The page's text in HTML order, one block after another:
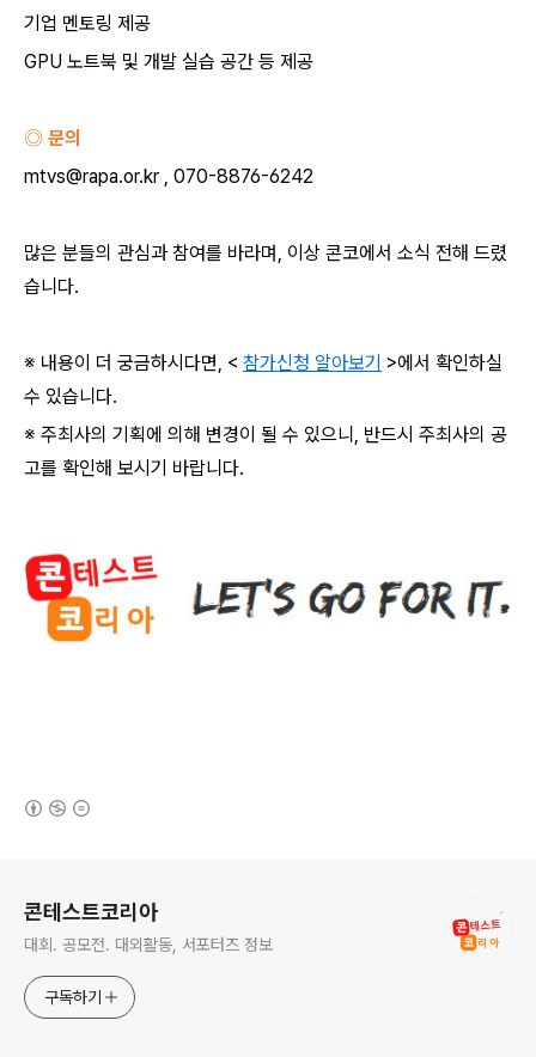
기업 멘토링 제공
GPU 노트북 및 개발 실습 공간 등 제공
◎ 문의
mtvs@rapa.or.kr , 070-8876-6242
많은 분들의 관심과 참여를 바라며, 이상 콘코에서 소식 전해 드렸
습니다.
※ 내용이 더 궁금하시다면, < 참가신청 알아보기 >에서 확인하실
수 있습니다.
※ 주최사의 기획에 의해 변경이 될 수 있으니, 반드시 주최사의 공
고를 확인해 보시기 바랍니다.
콘테스트코리아
대회. 공모전. 대외활동, 서포터즈 정보
구독하기